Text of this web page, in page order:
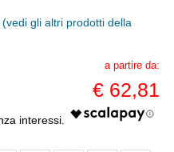
(vedi gli altri prodotti della
a partire da:
€ 62,81